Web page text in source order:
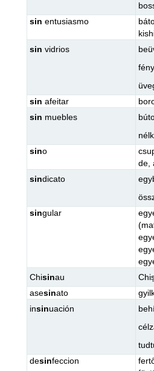
sin entusiasmo
sin vidrios
sin afeitar
sin muebles
sino
de,
sindicato
singular
Chisinau
asesinato
insinuación
desinfeccion